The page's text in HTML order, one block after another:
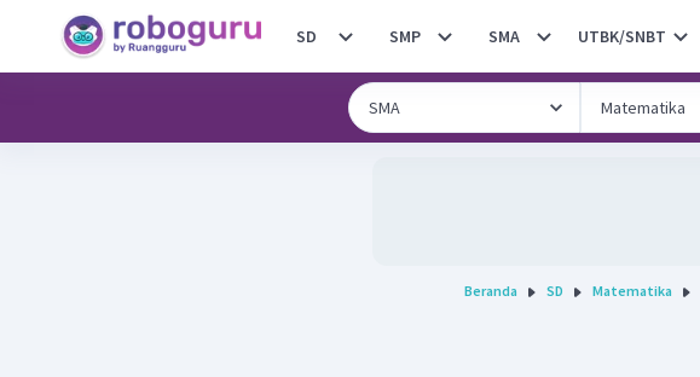
SD SMP SMA UTBK/SNBT
Beranda SD Matematika